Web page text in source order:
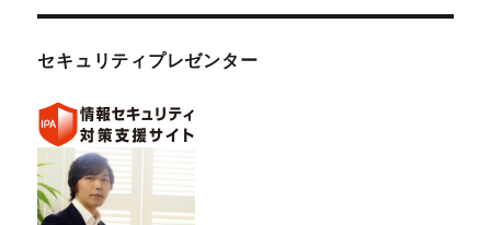
セキュリティプレゼンター